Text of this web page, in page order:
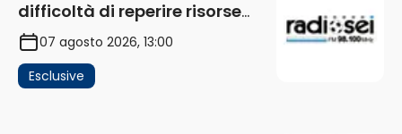
difficoltà di reperire risorse
impatta sul mercato. Senza
investimenti non arrivano i
ricavi” (AUDIO)
07 agosto 2026, 13:00
Esclusive